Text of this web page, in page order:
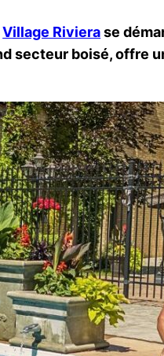
Village Rivierase
secteur boisé,